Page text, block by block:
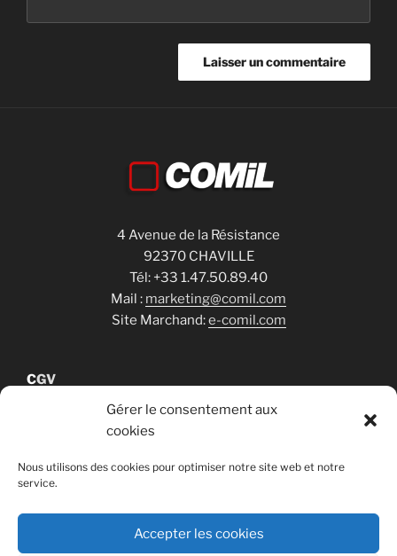
Gérer le consentement aux
cookies
Nous utilisons des cookies pour optimiser notre site web et notre
service.
Accepter les cookies
4 Avenue de la Résistance
92370 CHAVILLE
Tél: +33 1.47.50.89.40
Mail : marketing@comil.com
Site Marchand:e-comil.com
CGV
RGPD